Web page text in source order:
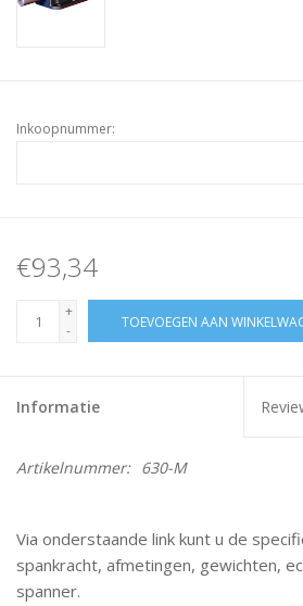
Inkoopnummer:
€93,34
+
-
TOEVOEGEN AAN
Informatie
Artikelnummer: 630-M
Via onderstaande link kunt u de
spankracht, afmetingen, gewichten,
spanner.